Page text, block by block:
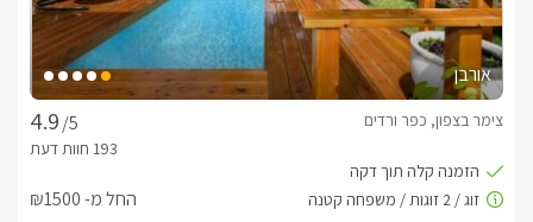
אורבן
/5
צימר בצפון, כפר ורדים
החל מ- ₪1500